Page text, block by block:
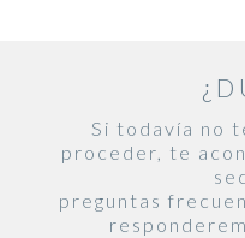
Si todavía no
proceder, te
preguntas